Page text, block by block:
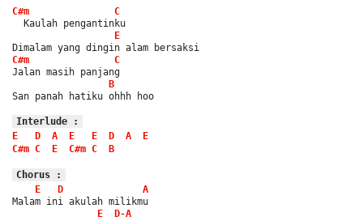
C#m
C
  Kaulah pengantinku
E
Dimalam yang dingin alam bersaksi
C#m
C
Jalan masih panjang
B
San panah hatiku ohhh hoo
Interlude :
E
D A E E D A
E
C#m C E C#m C B
Chorus :
E
D
A
Malam ini akulah milikmu
E
D-A